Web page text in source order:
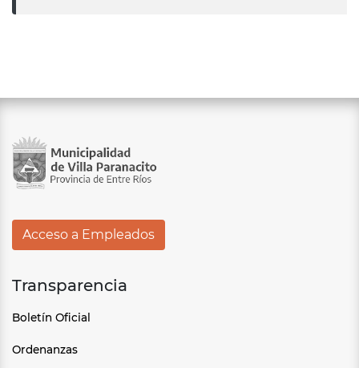
Acceso a Empleados
Transparencia
Boletín Oficial
Ordenanzas